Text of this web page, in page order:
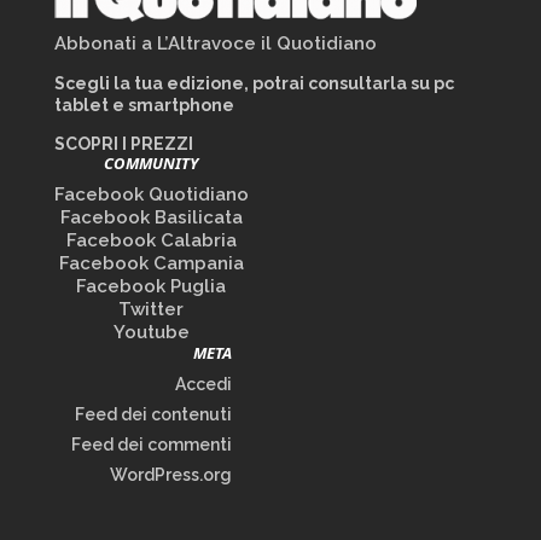
Abbonati a L’Altravoce il Quotidiano
Scegli la tua edizione, potrai consultarla su pc
tablet e smartphone
SCOPRI I PREZZI
COMMUNITY
Facebook Quotidiano
Facebook Basilicata
Facebook Calabria
Facebook Campania
Facebook Puglia
Twitter
Youtube
META
Accedi
Feed dei contenuti
Feed dei commenti
WordPress.org